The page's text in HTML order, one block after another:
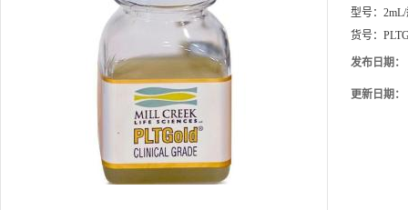
型号：
货号：
发布日期：
更新日期：